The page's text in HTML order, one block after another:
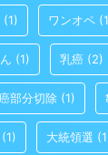
(1) ワンオペ
(1) 乳癌 (2)
部分切除 (1)
(1) 大統領選